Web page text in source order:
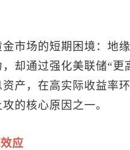
市场的短期困境：地
却通过强化美联储“
产，在高实际收益率
的核心原因之一。
应